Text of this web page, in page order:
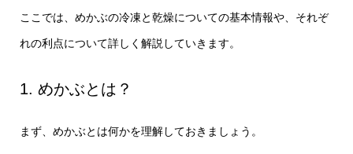
ここでは、めかぶの冷凍と乾燥についての基本情報や、それぞ
れの利点について詳しく解説していきます。
1. めかぶとは？
まず、めかぶとは何かを理解しておきましょう。